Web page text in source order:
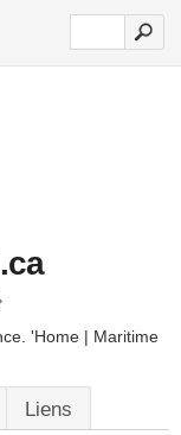
'Home | Maritime
Liens